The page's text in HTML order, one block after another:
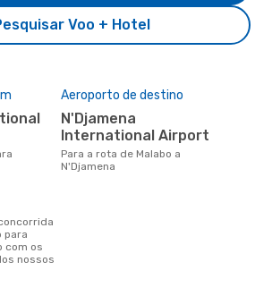
Voo + Hotel
Aeroporto de destino
N'Djamena
International Airport
Para a rota de Malabo a
N'Djamena
para
com os
nossos